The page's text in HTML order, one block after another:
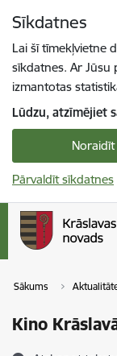
Sīkdatnes
Lai šī tīmekļvietne
sīkdatnes. Ar Jūsu
izmantotas
Lūdzu, atzīmējiet
Noraidīt
Pārvaldīt sīkdatnes
Sākums
Kino